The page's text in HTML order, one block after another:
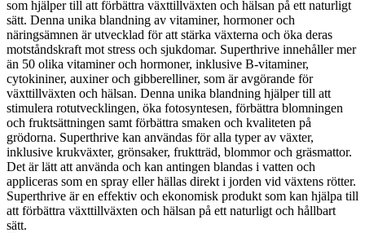
som hjälper till att förbättra växttillväxten och hälsan på ett naturligt
sätt. Denna unika blandning av vitaminer, hormoner och
näringsämnen är utvecklad för att stärka växterna och öka deras
motståndskraft mot stress och sjukdomar. Superthrive innehåller mer
än 50 olika vitaminer och hormoner, inklusive B-vitaminer,
cytokininer, auxiner och gibberelliner, som är avgörande för
växttillväxten och hälsan. Denna unika blandning hjälper till att
stimulera rotutvecklingen, öka fotosyntesen, förbättra blomningen
och fruktsättningen samt förbättra smaken och kvaliteten på
grödorna. Superthrive kan användas för alla typer av växter,
inklusive krukväxter, grönsaker, fruktträd, blommor och gräsmattor.
Det är lätt att använda och kan antingen blandas i vatten och
appliceras som en spray eller hällas direkt i jorden vid växtens rötter.
Superthrive är en effektiv och ekonomisk produkt som kan hjälpa till
att förbättra växttillväxten och hälsan på ett naturligt och hållbart
sätt.